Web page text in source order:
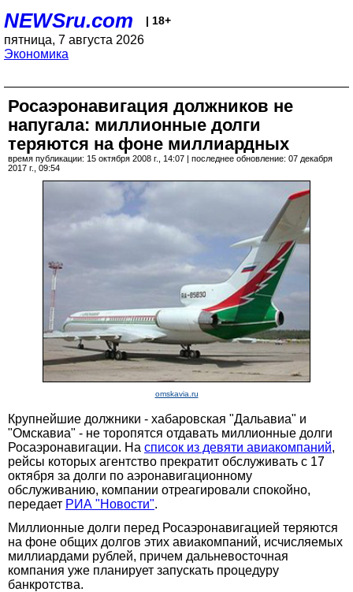
NEWSru.com | 18+
пятница, 7 августа 2026
Экономика
Росаэронавигация должников не
напугала: миллионные долги
теряются на фоне миллиардных
время публикации: 15 октября 2008 г., 14:07 | последнее обновление: 07 декабря
2017 г., 09:54
omskavia.ru
Крупнейшие должники - хабаровская "Дальавиа" и
"Омскавиа" - не торопятся отдавать миллионные долги
Росаэронавигации. На список из девяти авиакомпаний,
рейсы которых агентство прекратит обслуживать с 17
октября за долги по аэронавигационному
обслуживанию, компании отреагировали спокойно,
передает РИА "Новости".
Миллионные долги перед Росаэронавигацией теряются
на фоне общих долгов этих авиакомпаний, исчисляемых
миллиардами рублей, причем дальневосточная
компания уже планирует запускать процедуру
банкротства.